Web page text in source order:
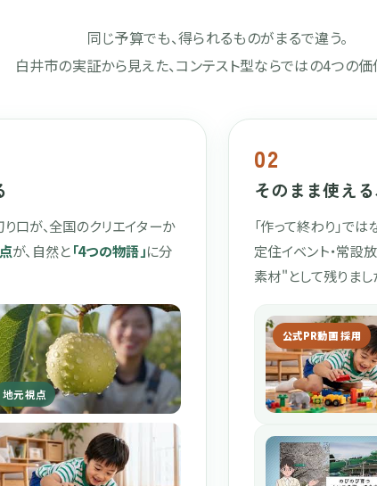
同じ予算でも、得られるものがまるで違う。
白井市の実証から見えた、コンテスト型ならではの4つの価
口が、全国のクリエイターか
が、自然と「4つの物語」に分
地元視点
02
そのまま使え
「作って終わり」では
定住イベント・常設
素材"として残りまし
公式PR動画 採用